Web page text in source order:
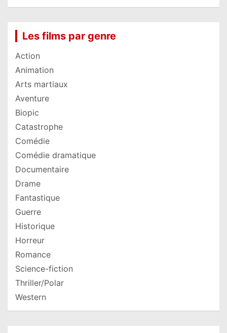
Les films par genre
Action
Animation
Arts martiaux
Aventure
Biopic
Catastrophe
Comédie
Comédie dramatique
Documentaire
Drame
Fantastique
Guerre
Historique
Horreur
Romance
Science-fiction
Thriller/Polar
Western